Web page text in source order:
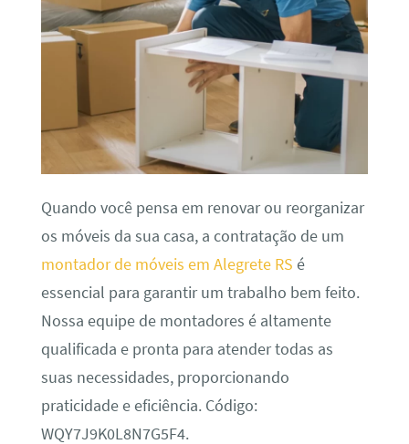
Quando você pensa em renovar ou reorganizar
os móveis da sua casa, a contratação de um
montador de móveis em Alegrete RS é
essencial para garantir um trabalho bem feito.
Nossa equipe de montadores é altamente
qualificada e pronta para atender todas as
suas necessidades, proporcionando
praticidade e eficiência. Código:
WQY7J9K0L8N7G5F4.